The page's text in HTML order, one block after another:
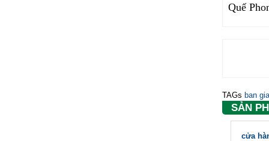
Quế
TAGs ban
SẢN
cửa